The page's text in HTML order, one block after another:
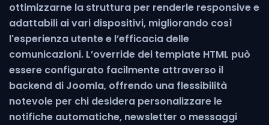
ottimizzarne la struttura per renderle responsive e
adattabili ai vari dispositivi, migliorando così
l'esperienza utente e l’efficacia delle
comunicazioni. L’override dei template HTML può
essere configurato facilmente attraverso il
backend di Joomla, offrendo una flessibilità
notevole per chi desidera personalizzare le
notifiche automatiche, newsletter o messaggi